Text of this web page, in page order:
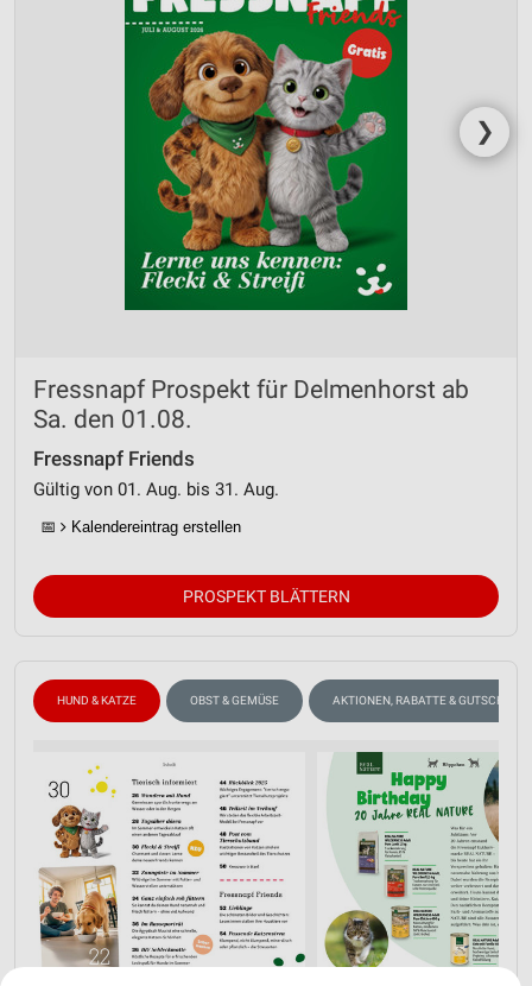
❯
Fressnapf Prospekt für Delmenhorst ab
Sa. den 01.08.
Fressnapf Friends
Gültig von 01. Aug. bis 31. Aug.
📅 Kalendereintrag erstellen
PROSPEKT BLÄTTERN
HUND & KATZE OBST & GEMÜSE AKTIONEN, RABATTE & GUTSCHEINE